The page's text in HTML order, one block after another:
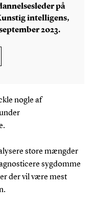
på
intelligens,
2023.
nogle af
store mængder
sygdomme
der vil være mest